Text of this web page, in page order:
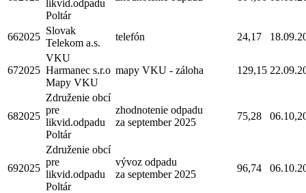
likvid.odpadu
Poltár
662025
Slovak
Telekom a.s.
telefón 24,17
672025
VKU
Harmanec s.r.o
Mapy VKU
mapy VKU - záloha 129,15
682025
Združenie obcí
pre
likvid.odpadu
Poltár
zhodnotenie odpadu
za september 2025
75,28
692025
Združenie obcí
pre
likvid.odpadu
Poltár
vývoz odpadu
za september 2025
96,74